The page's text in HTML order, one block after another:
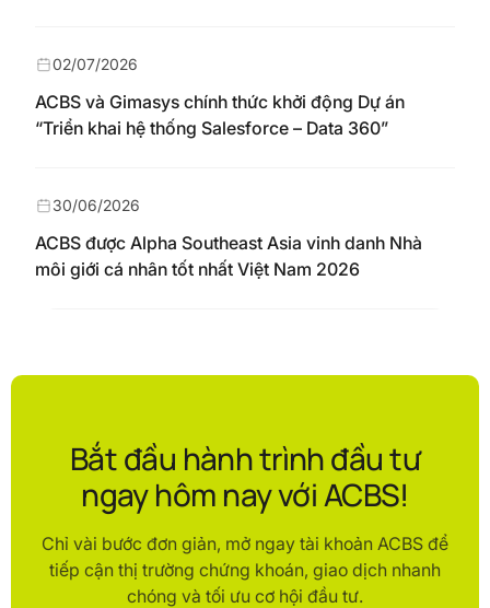
ACBS và Gimasys chính thức khởi động Dự án
“Triển khai hệ thống Salesforce – Data 360”
02/07/2026
ACBS được Alpha Southeast Asia vinh danh Nhà
môi giới cá nhân tốt nhất Việt Nam 2026
30/06/2026
Bắt đầu hành trình đầu tư
ngay hôm nay với ACBS!
Chỉ vài bước đơn giản, mở ngay tài khoản ACBS để
tiếp cận thị trường chứng khoán, giao dịch nhanh
chóng và tối ưu cơ hội đầu tư.